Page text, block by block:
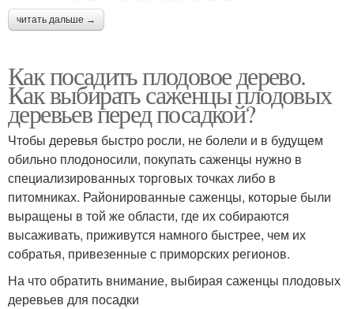
читать дальше →
Как посадить плодовое дерево.
Как выбирать саженцы плодовых
деревьев перед посадкой?
Чтобы деревья быстро росли, не болели и в будущем
обильно плодоносили, покупать саженцы нужно в
специализированных торговых точках либо в
питомниках. Районированные саженцы, которые были
выращены в той же области, где их собираются
высаживать, приживутся намного быстрее, чем их
собратья, привезенные с приморских регионов.
На что обратить внимание, выбирая саженцы плодовых
деревьев для посадки